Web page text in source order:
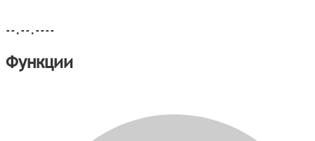
--.--.----
Функции